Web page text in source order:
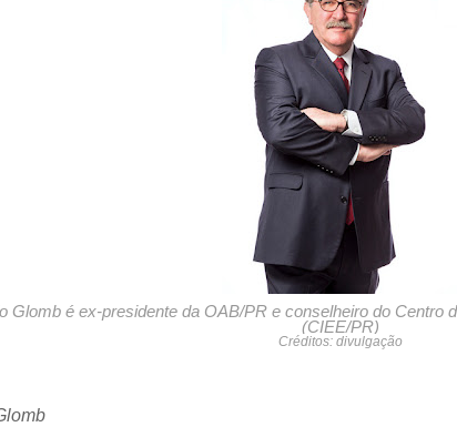
Glomb é ex-presidente da OAB/PR e conselheiro do Centro
(CIEE/PR)
Créditos: divulgação